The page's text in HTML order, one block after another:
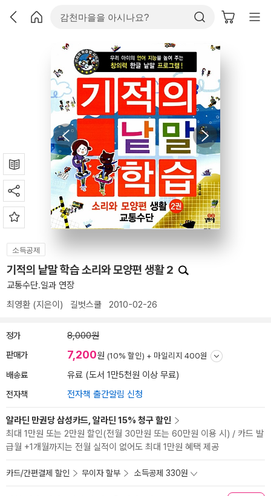
소득공제
기적의 낱말 학습 소리와 모양편 생활 2
교통수단.일과 연장
최영환 (지은이) 길벗스쿨 2010-02-26
정가 8,000원
판매가 7,200원 (10% 할인) + 마일리지 400원
배송료 유료 (도서 1만5천원 이상 무료)
전자책 전자책 출간알림 신청
알라딘 만권당 삼성카드, 알라딘 15% 청구 할인
최대 1만원 또는 2만원 할인(전월 30만원 또는 60만원 이용 시) / 카드 발
급월 +1개월까지는 전월 실적이 없어도 최대 1만원 혜택 제공
카드/간편결제 할인 무이자 할부 소득공제 330원